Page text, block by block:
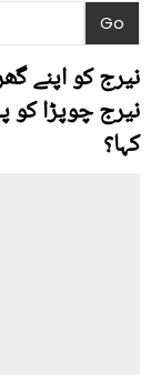
نیرج کو اپنے
نیرج چوپڑا کو
کہا؟